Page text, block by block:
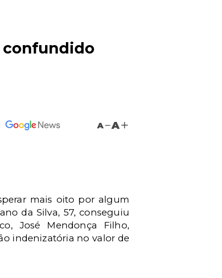
confundido
A A
mais oito por algum
da Silva, 57, conseguiu
José Mendonça Filho,
indenizatória no valor de